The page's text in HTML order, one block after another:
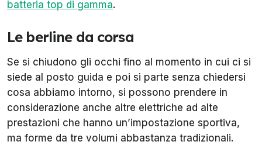
batteria top di gamma.
Le berline da corsa
Se si chiudono gli occhi fino al momento in cui ci si
siede al posto guida e poi si parte senza chiedersi
cosa abbiamo intorno, si possono prendere in
considerazione anche altre elettriche ad alte
prestazioni che hanno un’impostazione sportiva,
ma forme da tre volumi abbastanza tradizionali.